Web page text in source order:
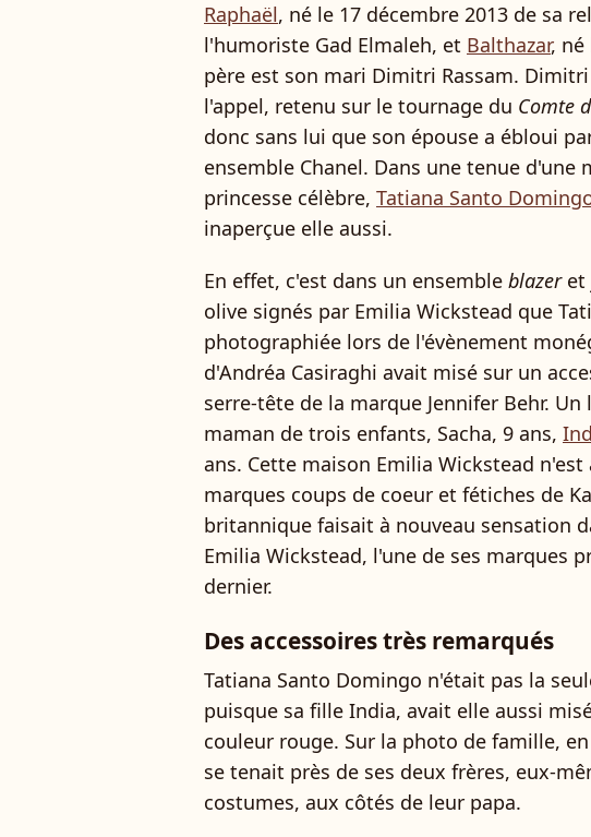
Raphaël, né le 17 décembre 2013 de sa
l'humoriste Gad Elmaleh, et Balthazar, né
père est son mari Dimitri Rassam.
l'appel, retenu sur le tournage du Comte
donc sans lui que son épouse a ébloui
ensemble Chanel. Dans une tenue d'une
princesse célèbre, Tatiana Santo
inaperçue elle aussi.
En effet, c'est dans un ensemble blazeret
olive signés par Emilia Wickstead que
photographiée lors de l'évènement
d'Andréa Casiraghi avait misé sur un
serre-tête de la marque Jennifer Behr.
maman de trois enfants, Sacha, 9 ans,
ans. Cette maison Emilia Wickstead
marques coups de coeur et fétiches de
britannique faisait à nouveau sensation
Emilia Wickstead, l'une de ses marques
dernier.
Des accessoires très remarqués
Tatiana Santo Domingo n'était pas la
puisque sa fille India, avait elle aussi
couleur rouge. Sur la photo de famille,
se tenait près de ses deux frères, eux-
costumes, aux côtés de leur papa.